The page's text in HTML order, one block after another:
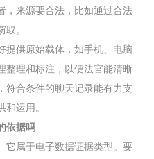
，来源要合法，比如通过合法
。
提供原始载体，如手机、电脑
整理和标注，以便法官能清晰
符合条件的聊天记录能有力支
运用。
依据吗
它属于电子数据证据类型。要